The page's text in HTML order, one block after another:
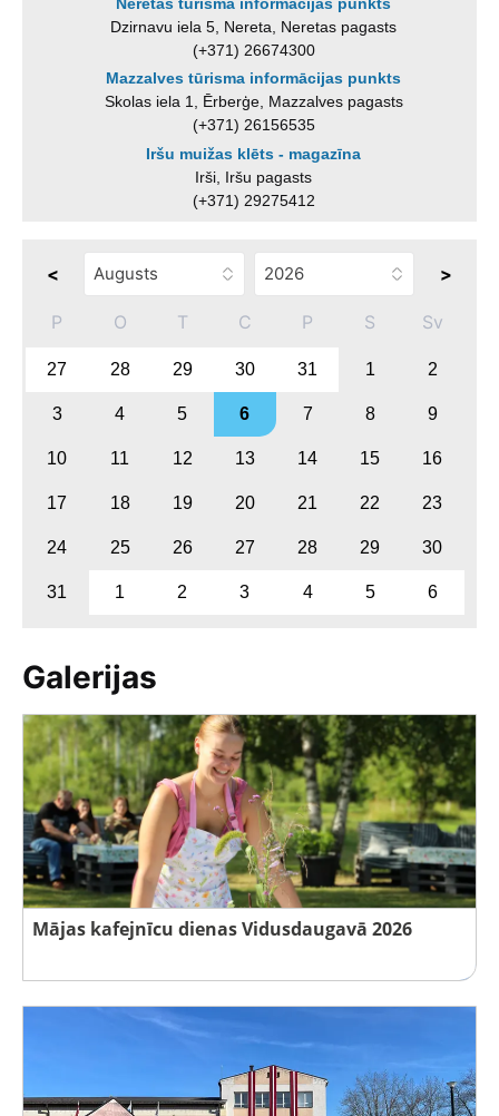
Dzirnavu iela 5, Nereta, Neretas pagasts
(+371) 26674300
Mazzalves tūrisma informācijas punkts
Skolas iela 1, Ērberģe, Mazzalves pagasts
(+371) 26156535
Iršu muižas klēts - magazīna
Irši, Iršu pagasts
(+371) 29275412
< >
P O T C P S Sv
27 28 29 30 31 1 2
3 4 5 6 7 8 9
10 11 12 13 14 15 16
17 18 19 20 21 22 23
24 25 26 27 28 29 30
31 1 2 3 4 5 6
Galerijas
Mājas kafejnīcu dienas Vidusdaugavā 2026